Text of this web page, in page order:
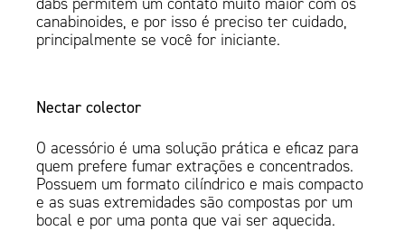
canabinoides, e por isso é preciso ter cuidado,
principalmente se você for iniciante.
Nectar colector
O acessório é uma solução prática e eficaz para
quem prefere fumar extrações e concentrados.
Possuem um formato cilíndrico e mais compacto
e as suas extremidades são compostas por um
bocal e por uma ponta que vai ser aquecida.